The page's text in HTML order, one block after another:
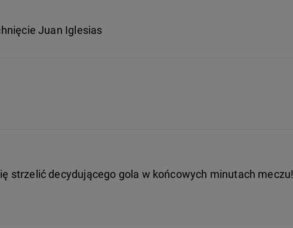
Juan Iglesias
strzelić decydującego gola w końcowych minutach meczu!